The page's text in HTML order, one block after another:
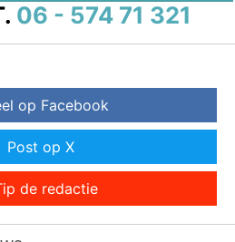
06 - 574 71 321
op Facebook
Post op X
de redactie